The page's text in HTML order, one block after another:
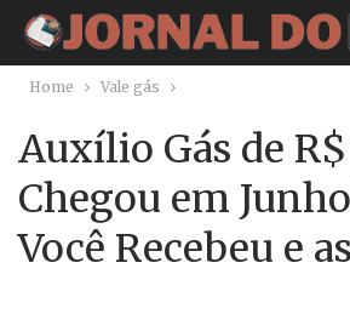
Home Vale gás
Auxílio Gás de
Chegou em
Você Recebeu e